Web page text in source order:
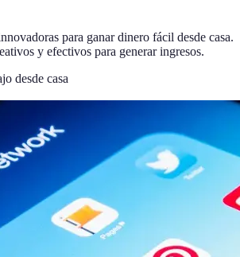
para ganar dinero fácil desde casa.
y efectivos para generar ingresos.
desde casa